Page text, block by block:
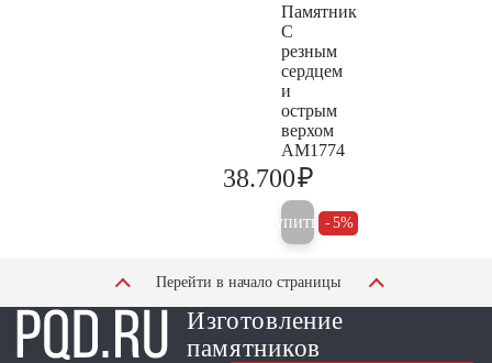
Памятник
С
резным
сердцем
и
острым
верхом
AM1774
38.700₽
Купить 5%
Перейти в начало страницы
Изготовление
памятников